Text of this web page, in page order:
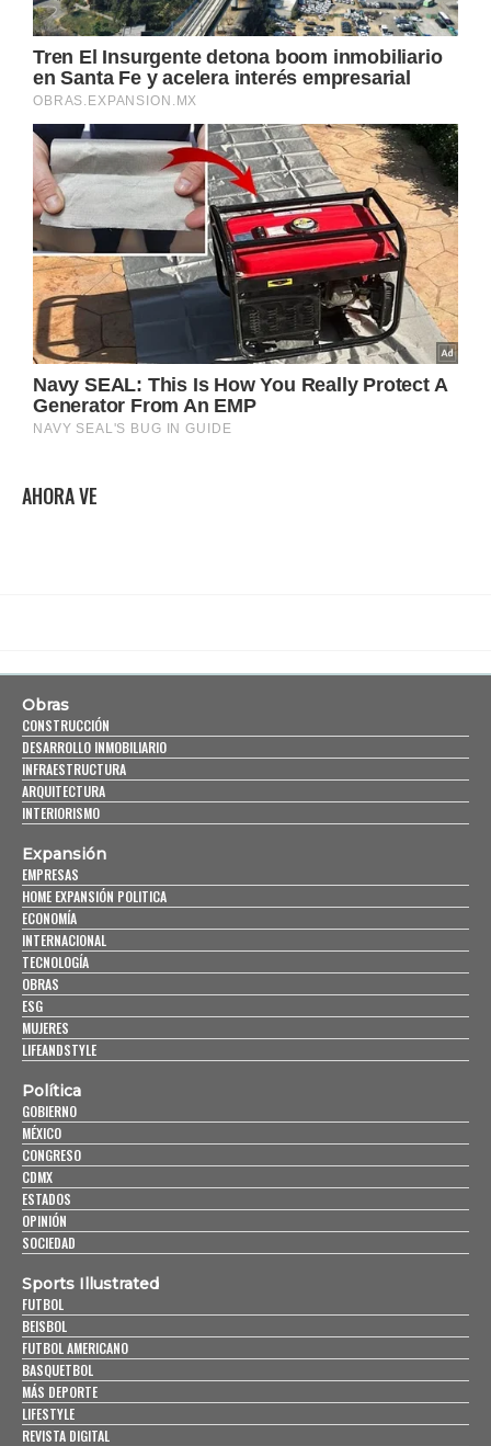
AHORA VE
Obras
CONSTRUCCIÓN
DESARROLLO INMOBILIARIO
INFRAESTRUCTURA
ARQUITECTURA
INTERIORISMO
Expansión
EMPRESAS
HOME EXPANSIÓN POLITICA
ECONOMÍA
INTERNACIONAL
TECNOLOGÍA
OBRAS
ESG
MUJERES
LIFEANDSTYLE
Política
GOBIERNO
MÉXICO
CONGRESO
CDMX
ESTADOS
OPINIÓN
SOCIEDAD
Sports Illustrated
FUTBOL
BEISBOL
FUTBOL AMERICANO
BASQUETBOL
MÁS DEPORTE
LIFESTYLE
REVISTA DIGITAL